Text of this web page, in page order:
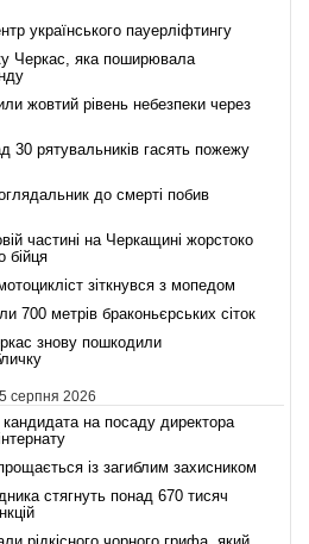
українського пауерліфтингу
Черкас, яка поширювала
жовтий рівень небезпеки через
30 рятувальників гасять пожежу
до смерті побив
частині на Черкащині жорстоко
бійця
зіткнувся з мопедом
700 метрів браконьєрських сіток
знову пошкодили
серпня 2026
на посаду директора
із загиблим захисником
стягнуть понад 670 тисяч